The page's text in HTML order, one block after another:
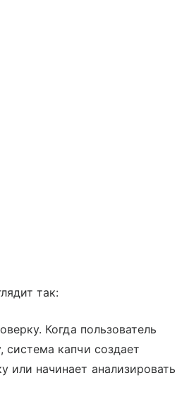
так:
Когда пользователь
система капчи создает
или начинает анализировать